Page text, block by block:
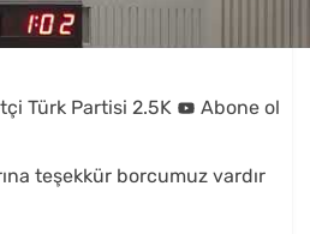
Türk Partisi 2.5K Abone ol
teşekkür borcumuz vardır